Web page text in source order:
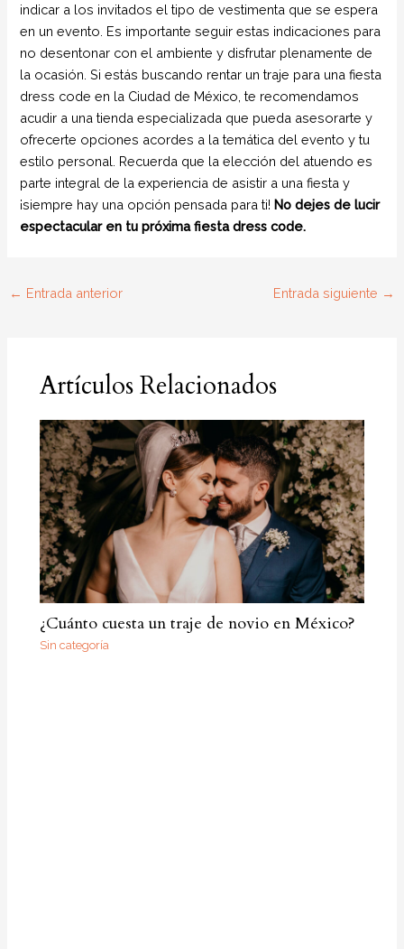
indicar a los invitados el tipo de vestimenta que se espera
en un evento. Es importante seguir estas indicaciones para
no desentonar con el ambiente y disfrutar plenamente de
la ocasión. Si estás buscando rentar un traje para una fiesta
dress code en la Ciudad de México, te recomendamos
acudir a una tienda especializada que pueda asesorarte y
ofrecerte opciones acordes a la temática del evento y tu
estilo personal. Recuerda que la elección del atuendo es
parte integral de la experiencia de asistir a una fiesta y
¡siempre hay una opción pensada para ti!No dejes de lucir
espectacular en tu próxima fiesta dress code.
← Entrada anterior Entrada siguiente →
Artículos Relacionados
¿Cuánto cuesta un traje de novio en México?
Sin categoría